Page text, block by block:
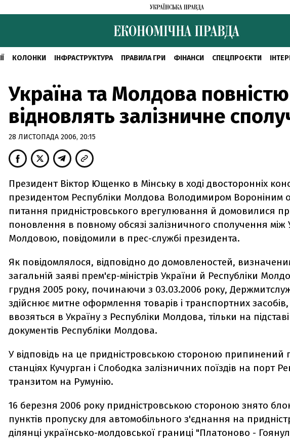
КОЛОНКИ ІНФРАСТРУКТУРА ПРАВИЛА ГРИ ФІНАНСИ СПЕЦПРОЄКТИ
Україна та Молдова повністю
відновлять залізничне
28 ЛИСТОПАДА 2006, 20:15
Президент Віктор Ющенко в Мінську в ході двосторонніх
президентом Республіки Молдова Володимиром Вороніним
питання придністровського врегулювання й домовилися
поновлення в повному обсязі залізничного сполучення між
Молдовою, повідомили в прес-службі президента.
Як повідомлялося, відповідно до домовленостей,
загальній заяві прем'єр-міністрів України й Республіки
грудня 2005 року, починаючи з 03.03.2006 року,
здійснює митне оформлення товарів і транспортних засобів,
ввозяться в Україну з Республіки Молдова, тільки на
документів Республіки Молдова.
У відповідь на це придністровською стороною припинений
станціях Кучурган і Слободка залізничних поїздів на порт
транзитом на Румунію.
16 березня 2006 року придністровською стороною знято
пунктів пропуску для автомобільного з'єднання на
ділянці українсько-молдовської границі "Платоново -